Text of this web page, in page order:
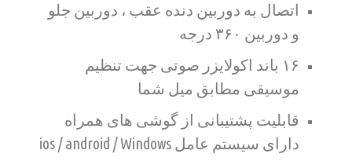
اتصال به دوربین دنده عقب ، دوربین جلو
و دوربین ۳۶۰ درجه
۱۶ باند اکولایزر صوتی جهت تنظیم
موسیقی مطابق میل شما
قابلیت پشتیبانی از گوشی های همراه
دارای سیستم عامل ios / android / Windows